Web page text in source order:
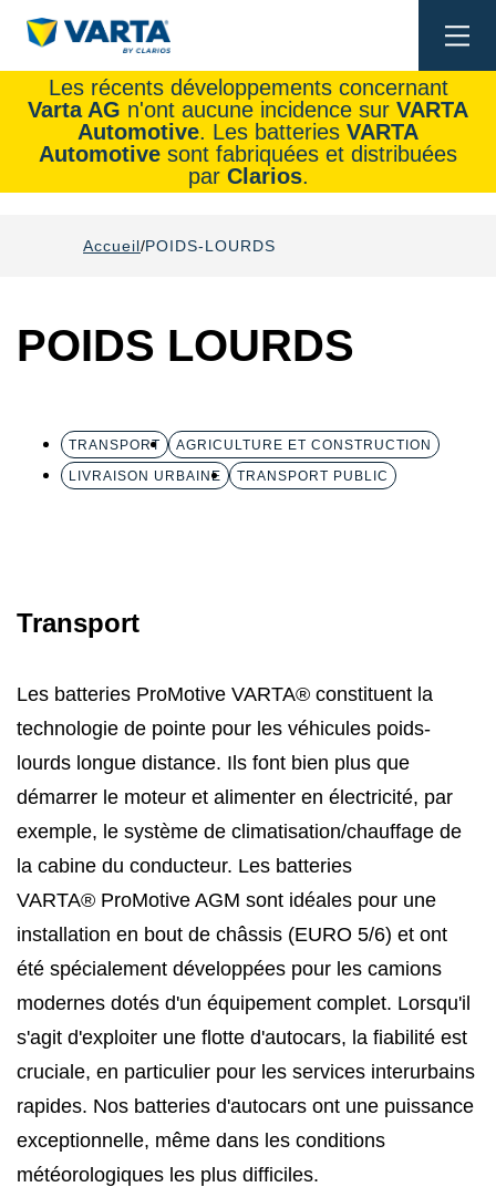
Les récents développements concernant
Varta AG n'ont aucune incidence sur VARTA
Automotive. Les batteries VARTA
Automotive sont fabriquées et distribuées
par Clarios.
Accueil POIDS-LOURDS
POIDS LOURDS
TRANSPORT
AGRICULTURE ET CONSTRUCTION
LIVRAISON URBAINE
TRANSPORT PUBLIC
Transport
Les batteries ProMotive VARTA® constituent la
technologie de pointe pour les véhicules poids-
lourds longue distance. Ils font bien plus que
démarrer le moteur et alimenter en électricité, par
exemple, le système de climatisation/chauffage de
la cabine du conducteur. Les batteries
VARTA® ProMotive AGM sont idéales pour une
installation en bout de châssis (EURO 5/6) et ont
été spécialement développées pour les camions
modernes dotés d'un équipement complet. Lorsqu'il
s'agit d'exploiter une flotte d'autocars, la fiabilité est
cruciale, en particulier pour les services interurbains
rapides. Nos batteries d'autocars ont une puissance
exceptionnelle, même dans les conditions
météorologiques les plus difficiles.